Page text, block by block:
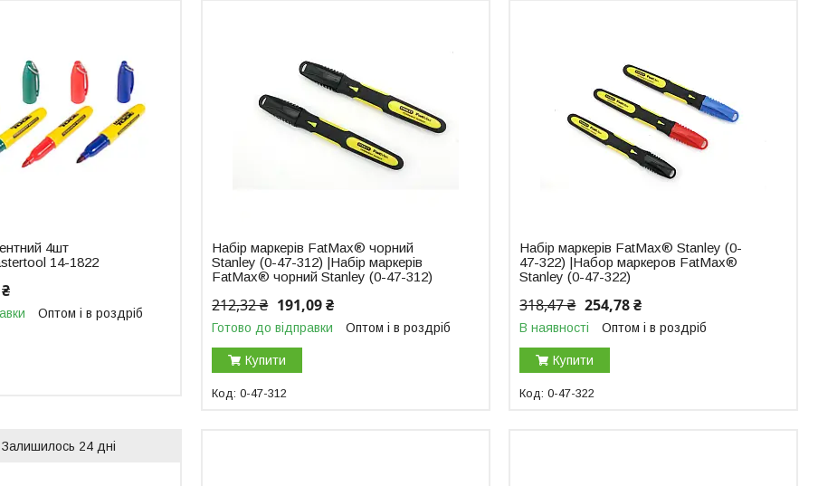
4шт
14-1822
Оптом і в роздріб
Набір маркерів FatMax® чорний
Stanley (0-47-312) |Набір маркерів
FatMax® чорний Stanley (0-47-312)
212,32 ₴ 191,09 ₴
Готово до відправки Оптом і в роздріб
Купити
0-47-312
Набір маркерів FatMax® Stanley (0-
47-322) |Набор маркеров FatMax®
Stanley (0-47-322)
318,47 ₴ 254,78 ₴
В наявності Оптом і в роздріб
Купити
0-47-322
Залишилось 24 дні